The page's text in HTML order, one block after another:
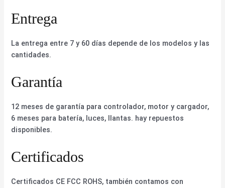
Entrega
La entrega entre 7 y 60 días depende de los modelos y las
cantidades.
Garantía
12 meses de garantía para controlador, motor y cargador,
6 meses para batería, luces, llantas. hay repuestos
disponibles.
Certificados
Certificados CE FCC ROHS, también contamos con